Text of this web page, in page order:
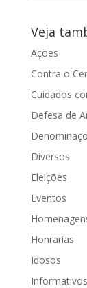
Veja
Ações
Contra o
Cuidados
Defesa de
Diversos
Eleições
Eventos
Honrarias
Idosos
Informativos